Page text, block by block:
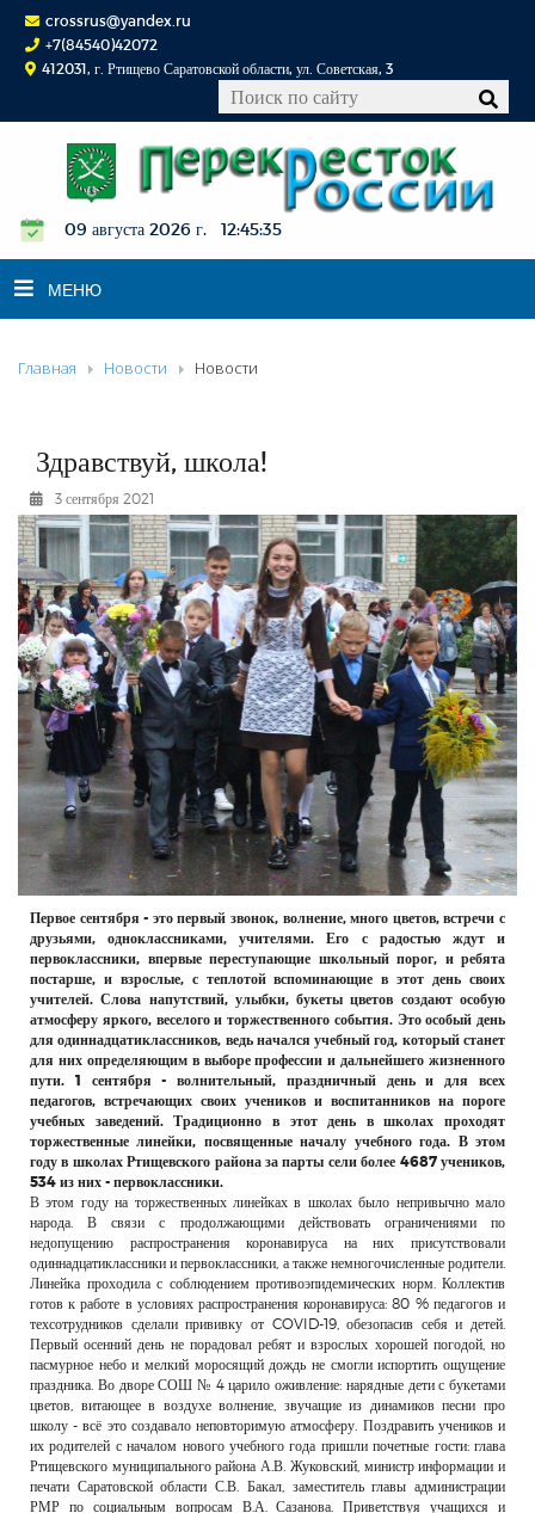
crossrus@yandex.ru
+7(84540)42072
412031, г. Ртищево Саратовской области, ул. Советская, 3
09 августа 2026 г. 12:45:36
МЕНЮ
НОВОСТИ
К СВЕДЕНИЮ
КОНКУРСЫ
ФОТОРЕПОРТАЖИ
РЕКЛАМОДАТЕЛЯМ
ОБЪЯВЛЕНИЯ
КОНТАКТЫ
Главная Новости Новости
Здравствуй, школа!
3 сентября 2021
Первое сентября - это первый звонок, волнение, много цветов, встречи с
друзьями, одноклассниками, учителями. Его с радостью ждут и
первоклассники, впервые переступающие школьный порог, и ребята
постарше, и взрослые, с теплотой вспоминающие в этот день своих
учителей. Слова напутствий, улыбки, букеты цветов создают особую
атмосферу яркого, веселого и торжественного события. Это особый день
для одиннадцатиклассников, ведь начался учебный год, который станет
для них определяющим в выборе профессии и дальнейшего жизненного
пути. 1 сентября - волнительный, праздничный день и для всех
педагогов, встречающих своих учеников и воспитанников на пороге
учебных заведений. Традиционно в этот день в школах проходят
торжественные линейки, посвященные началу учебного года. В этом
году в школах Ртищевского района за парты сели более 4687 учеников,
534 из них - первоклассники.
В этом году на торжественных линейках в школах было непривычно мало
народа. В связи с продолжающими действовать ограничениями по
недопущению распространения коронавируса на них присутствовали
одиннадцатиклассники и первоклассники, а также немногочисленные родители.
Линейка проходила с соблюдением противоэпидемических норм. Коллектив
готов к работе в условиях распространения коронавируса: 80 % педагогов и
техсотрудников сделали прививку от COVID-19, обезопасив себя и детей.
Первый осенний день не порадовал ребят и взрослых хорошей погодой, но
пасмурное небо и мелкий моросящий дождь не смогли испортить ощущение
праздника. Во дворе СОШ № 4 царило оживление: нарядные дети с букетами
цветов, витающее в воздухе волнение, звучащие из динамиков песни про
школу - всё это создавало неповторимую атмосферу. Поздравить учеников и
их родителей с началом нового учебного года пришли почетные гости: глава
Ртищевского муниципального района А.В. Жуковский, министр информации и
печати Саратовской области С.В. Бакал, заместитель главы администрации
РМР по социальным вопросам В.А. Сазанова. Приветствуя учащихся и